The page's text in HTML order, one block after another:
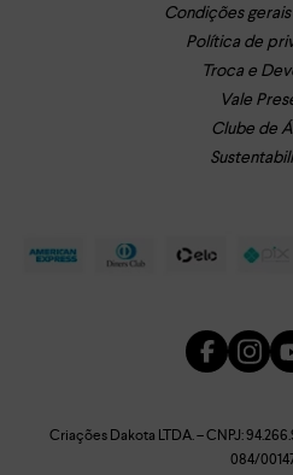
Condições
Política de
Troca e
Vale
Clube de
Criações Dakota LTDA. – CNPJ:
084/